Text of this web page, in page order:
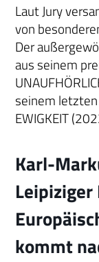
Laut Jury
von
Der
aus seinem
seinem letzten
EWIGKEIT
Karl-
kommt